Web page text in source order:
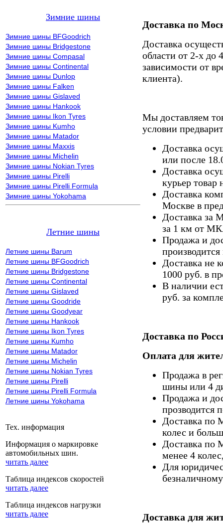
Зимние шины
Зимние шины BFGoodrich
Зимние шины Bridgestone
Зимние шины Compasal
Зимние шины Continental
Зимние шины Dunlop
Зимние шины Falken
Зимние шины Gislaved
Зимние шины Hankook
Зимние шины Ikon Tyres
Зимние шины Kumho
Зимние шины Matador
Зимние шины Maxxis
Зимние шины Michelin
Зимние шины Nokian Tyres
Зимние шины Pirelli
Зимние шины Pirelli Formula
Зимние шины Yokohama
Летние шины
Летние шины Barum
Летние шины BFGoodrich
Летние шины Bridgestone
Летние шины Continental
Летние шины Gislaved
Летние шины Goodride
Летние шины Goodyear
Летние шины Hankook
Летние шины Ikon Tyres
Летние шины Kumho
Летние шины Matador
Летние шины Michelin
Летние шины Nokian Tyres
Летние шины Pirelli
Летние шины Pirelli Formula
Летние шины Yokohama
Тех. информация
Информация о маркировке
автомобильных шин.
читать далее
Таблица индексов скоростей
читать далее
Таблица индексов нагрузки
читать далее
Доставка по
Доставка
области от 2-х до
зависимости от
клиента).
Мы доставляем
условии
Доставка
или после
Доставка
курьер товар
Доставка
Москве в
Доставка за
за 1 км от
Продажа и
Доставка не
1000 руб. в
В наличии
руб. за
Доставка по
Оплата для
Продажа в
шины или 4
Продажа и
прозводится
Доставка по
колес и
Доставка по
менее 4
Для
Доставка для